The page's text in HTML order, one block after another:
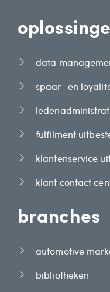
data
spaar- en
fulfilment
klantenservice
klant contact
branches
automotive
bibliotheken